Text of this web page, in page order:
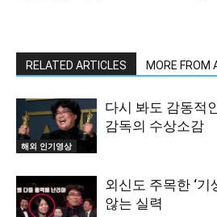
RELATED ARTICLES MORE FROM
해외 인기영상
다시 봐도 감동적
감독의 수상소감
외신도 주목한 ‘기
않는 실력